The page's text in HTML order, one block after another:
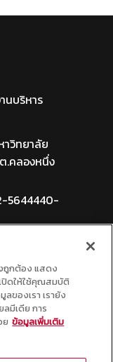
นบริหาร
าวิทยาลัย
.คลองหนึ่ง
5644440-
ร โทร 02-
งถูกต้อง แสดง
ปิดให้ใช้คุณสมบัติ
ลของเรา เรายัง
ลมีเดีย การ
ย ข้อมูลเพิ่มเติม